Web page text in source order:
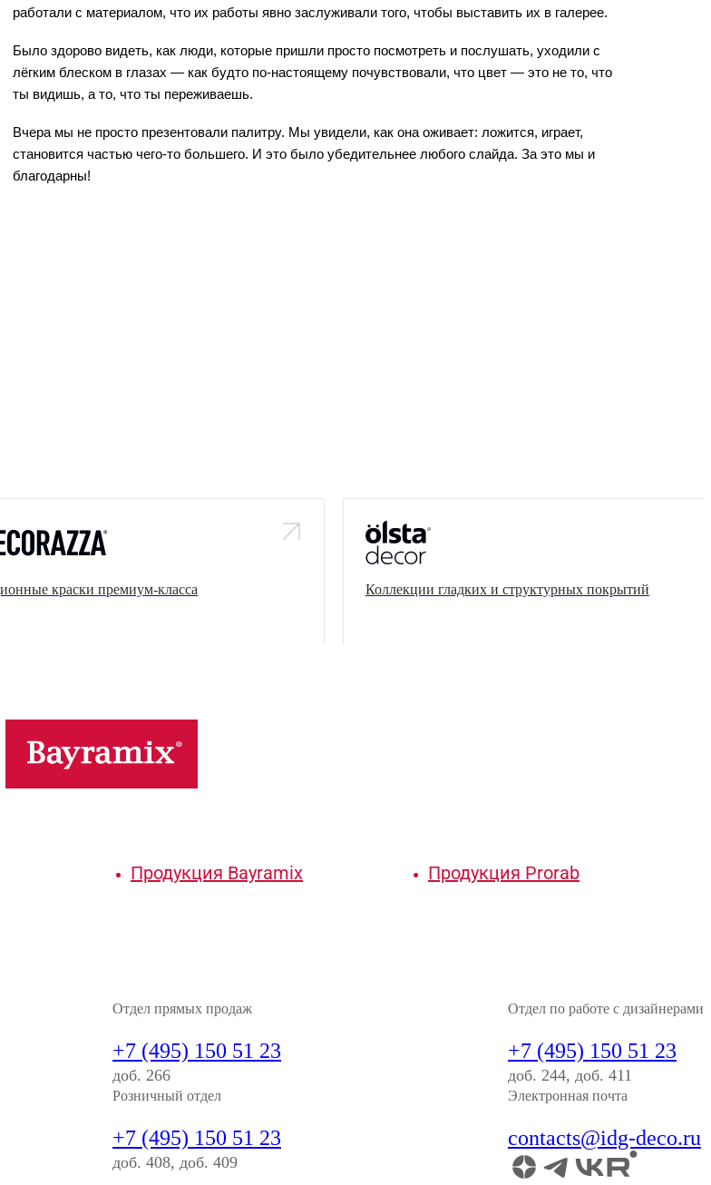
работали с материалом, что их работы явно заслуживали того, чтобы выставить их в галерее.
Было здорово видеть, как люди, которые пришли просто посмотреть и послушать, уходили с
лёгким блеском в глазах — как будто по-настоящему почувствовали, что цвет — это не то, что
ты видишь, а то, что ты переживаешь.
Вчера мы не просто презентовали палитру. Мы увидели, как она оживает: ложится, играет,
становится частью чего-то большего. И это было убедительнее любого слайда. За это мы и
благодарны!
Коллекции гладких и структурных покрытий
Декоративные штукатурки,
Продукция Bayramix Продукция Prorab
Отдел прямых продаж
+7 (495) 150 51 23
доб. 266
Розничный отдел
+7 (495) 150 51 23
доб. 408, доб. 409
Отдел по работе с дизайнерами
+7 (495) 150 51 23
доб. 244, доб. 411
Электронная почта
contacts@idg-deco.ru